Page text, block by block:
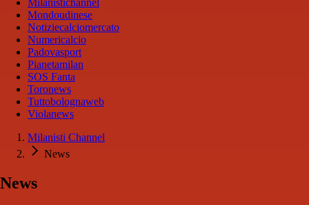
Milanistichannel
Mondoudinese
Notiziecalciomercato
Numericalcio
Padovasport
Pianetamilan
SOS Fanta
Toronews
Tuttobolognaweb
Violanews
Milanisti Channel
News
News